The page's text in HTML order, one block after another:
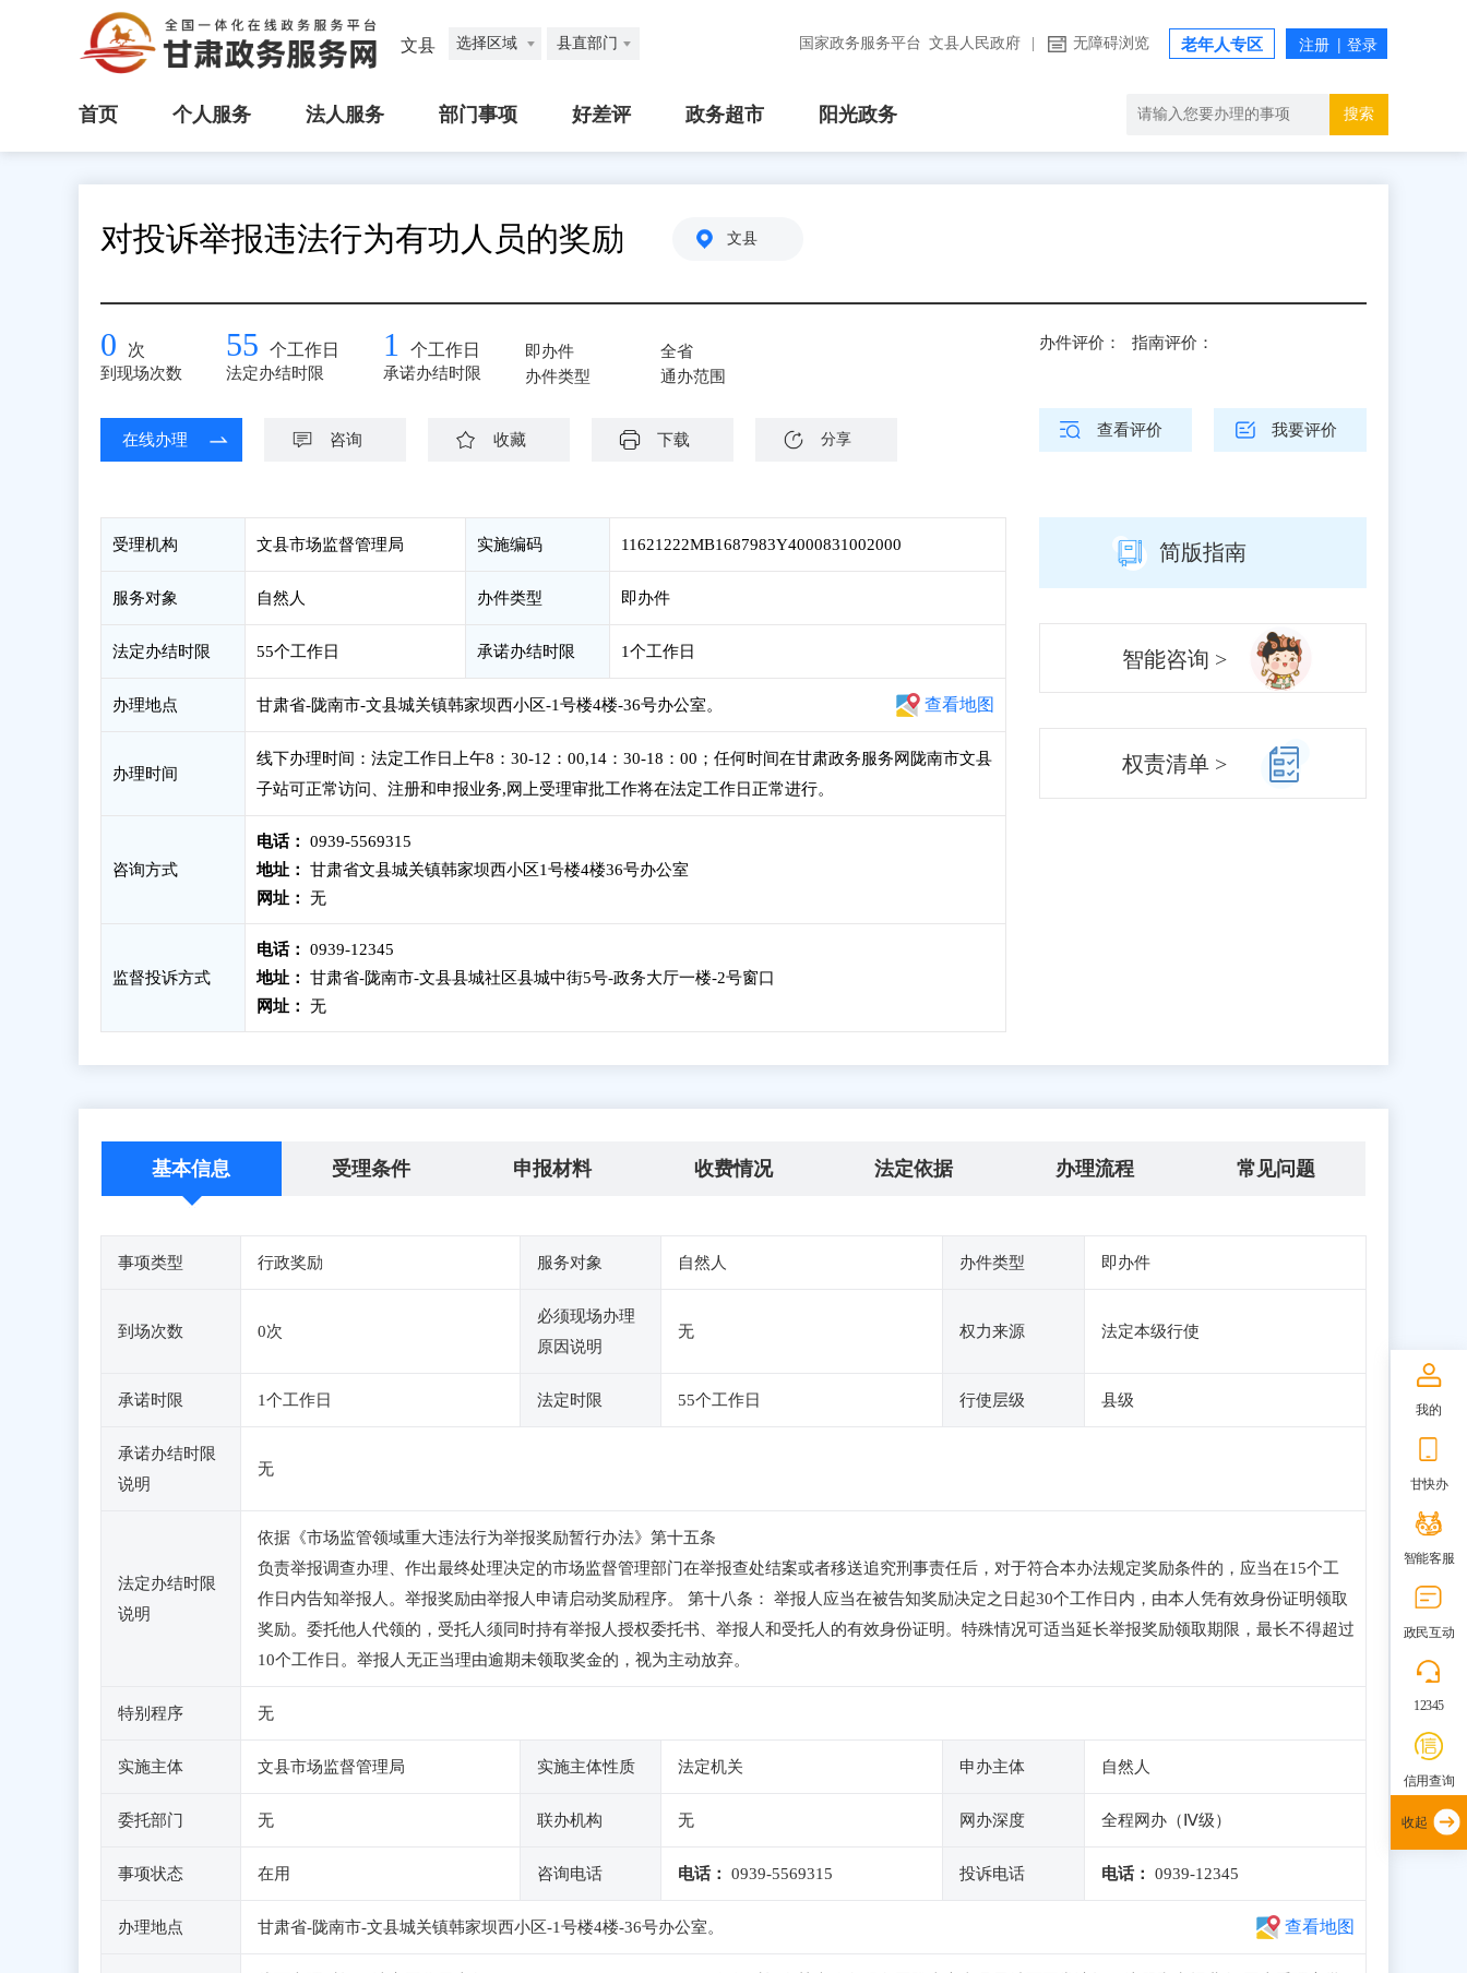
文县 选择区域 县直部门 国家政务服务平台 文县人民政府 无障碍浏览 老年人专区
首页 个人服务 法人服务 部门事项 好差评 政务超市 阳光政务 搜索
对投诉举报违法行为有功人员的奖励 文县
0 次
到现场次数
55 个工作日
法定办结时限
1 个工作日
承诺办结时限
即办件
办件类型
全省
通办范围
在线办理 咨询 收藏 下载 分享
办件评价： 指南评价：
查看评价 我要评价
受理机构 文县市场监督管理局 实施编码 11621222MB1687983Y4000831002000
服务对象 自然人 办件类型 即办件
法定办结时限 55个工作日 承诺办结时限 1个工作日
办理地点 甘肃省-陇南市-文县城关镇韩家坝西小区-1号楼4楼-36号办公室。 查看地图
办理时间
线下办理时间：法定工作日上午8：30-12：00,14：30-18：00；任何时间在甘肃政务服务网陇南市文县
子站可正常访问、注册和申报业务,网上受理审批工作将在法定工作日正常进行。
咨询方式
电话：
0939-5569315
地址：
甘肃省文县城关镇韩家坝西小区1号楼4楼36号办公室
网址：
无
监督投诉方式
电话：
0939-12345
地址：
甘肃省-陇南市-文县县城社区县城中街5号-政务大厅一楼-2号窗口
网址：
无
简版指南
智能咨询 >
权责清单 >
基本信息 受理条件 申报材料 收费情况 法定依据 办理流程 常见问题
事项类型 行政奖励 服务对象 自然人 办件类型 即办件
到场次数 0次
必须现场办理
原因说明
无 权力来源 法定本级行使
承诺时限 1个工作日 法定时限 55个工作日 行使层级 县级
承诺办结时限
说明
无
法定办结时限
说明
依据《市场监管领域重大违法行为举报奖励暂行办法》第十五条
负责举报调查办理、作出最终处理决定的市场监督管理部门在举报查处结案或者移送追究刑事责任后，对于符合本办法规定奖励条件的，应当在15个工
作日内告知举报人。举报奖励由举报人申请启动奖励程序。 第十八条： 举报人应当在被告知奖励决定之日起30个工作日内，由本人凭有效身份证明领取
奖励。委托他人代领的，受托人须同时持有举报人授权委托书、举报人和受托人的有效身份证明。特殊情况可适当延长举报奖励领取期限，最长不得超过
10个工作日。举报人无正当理由逾期未领取奖金的，视为主动放弃。
特别程序 无
实施主体 文县市场监督管理局 实施主体性质 法定机关 申办主体 自然人
委托部门 无 联办机构 无 网办深度 全程网办（Ⅳ级）
事项状态 在用 咨询电话 电话： 0939-5569315 投诉电话 电话： 0939-12345
办理地点 甘肃省-陇南市-文县城关镇韩家坝西小区-1号楼4楼-36号办公室。 查看地图
我的
甘快办
智能客服
政民互动
12345
信用查询
收起